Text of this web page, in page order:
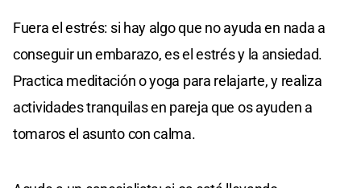
Fuera el estrés: si hay algo que no ayuda en nada a
conseguir un embarazo, es el estrés y la ansiedad.
Practica meditación o yoga para relajarte, y realiza
actividades tranquilas en pareja que os ayuden a
tomaros el asunto con calma.